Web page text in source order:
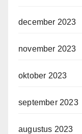
december 2023
november 2023
oktober 2023
september 2023
augustus 2023